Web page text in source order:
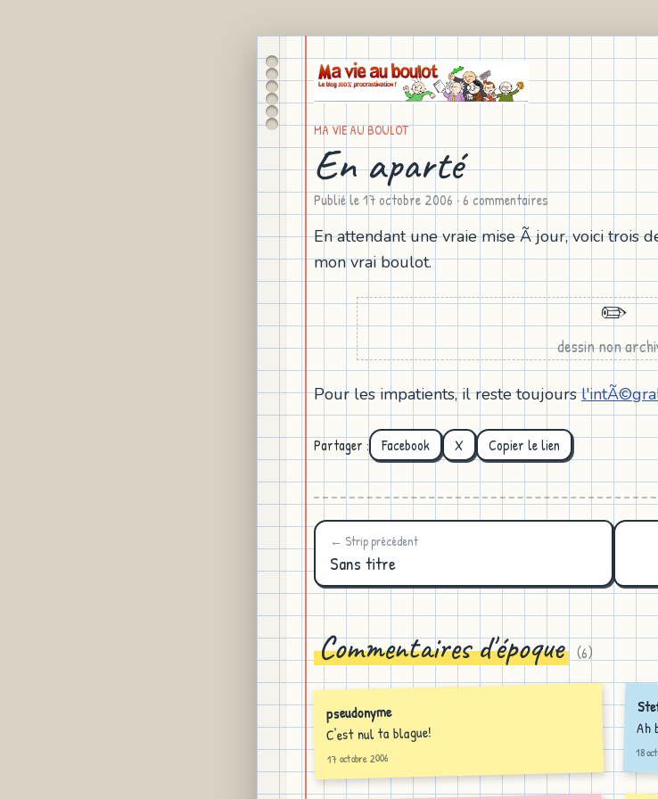
MA VIE AU BOULOT
En aparté
Publié le17 octobre 2006 · 6 commentaires
En attendant une vraie mise Ã jour, voici trois
mon vrai boulot.
✏️
dessin non
Pour les impatients, il reste toujours
Partager : Facebook X Copier le lien
← Strip précédent
Sans titre
Commentaires d'époque (6)
pseudonyme
C'est nul ta blague!
17 octobre 2006
Ah
18